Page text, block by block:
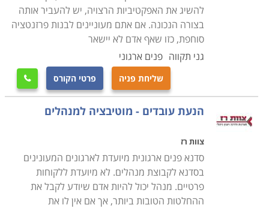
להשיג את האפקטיביות הרצויה, יש להעביר אותה
בצורה הנכונה. אם אתם מעוניינים לבנות פרזנטציה
סוחפת, כזו שאף אדם לא יישאר
גני תקווה פנים ארגוני
שליחת פניה פרטי הקורס 
הנעת עובדים - מוטיבציה למנהלים
צוות רז
סדנא פנים ארגונית מיועדת לארגונים המעונינים
בסדנא לקבוצת מנהלים. לא מיועדת ללקוחות
פרטיים. מנהל יכול להיות אדם שיודע לקבל את
ההחלטות הטובות ביותר, אך אם אין לו את